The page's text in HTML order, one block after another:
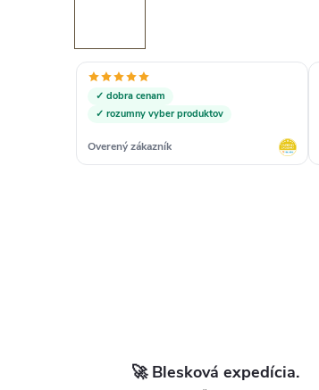
✓ dobra cenam
✓ rozumny vyber produktov
Overený zákazník
🚀 Blesková expedícia.